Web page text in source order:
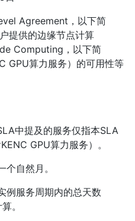
Agreement，以下简
提供的边缘节点计算
Computing，以下简
GPU算力服务）的可用性等
中提及的服务仅指本SLA
GPU算力服务）。
自然月。
例服务周期内的总天数
。